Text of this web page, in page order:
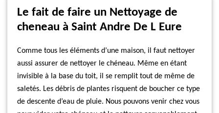
Le fait de faire un Nettoyage de
cheneau à Saint Andre De L Eure
Comme tous les éléments d’une maison, il faut nettoyer
aussi assurer de nettoyer le chéneau. Même en étant
invisible à la base du toit, il se remplit tout de même de
saletés. Les débris de plantes risquent de boucher ce type
de descente d’eau de pluie. Nous pouvons venir chez vous